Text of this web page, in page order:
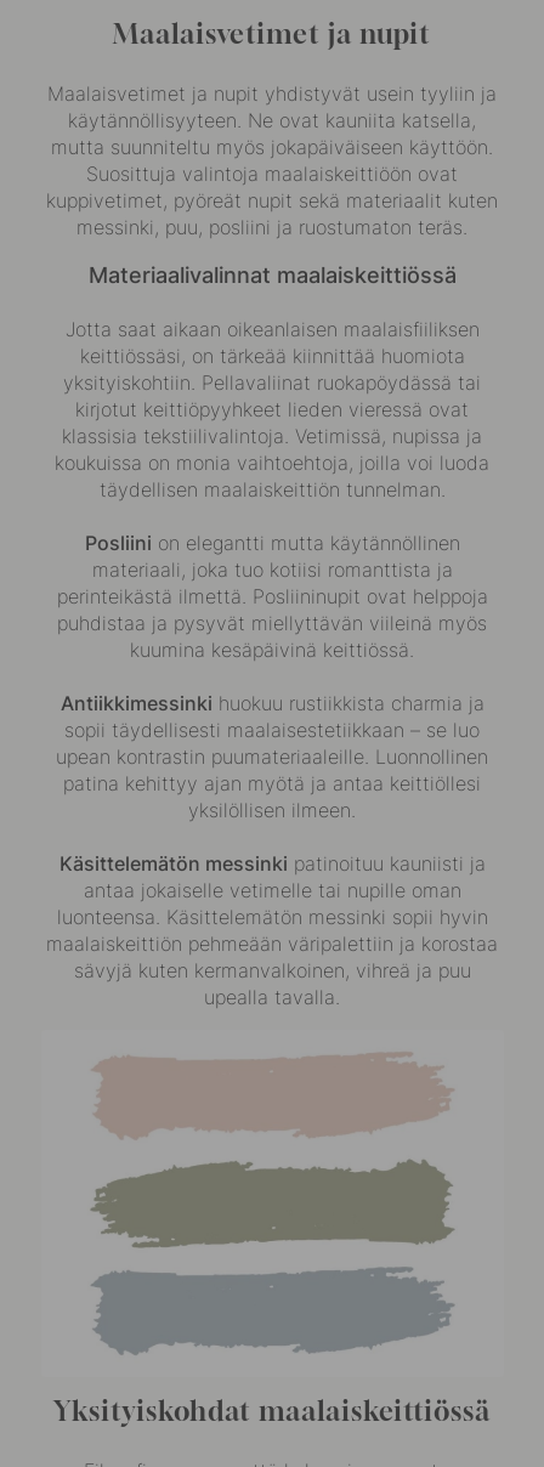
Maalaisvetimet ja nupit
Maalaisvetimet ja nupit yhdistyvät usein tyyliin ja
käytännöllisyyteen. Ne ovat kauniita katsella,
mutta suunniteltu myös jokapäiväiseen käyttöön.
Suosittuja valintoja maalaiskeittiöön ovat
kuppivetimet, pyöreät nupit sekä materiaalit kuten
messinki, puu, posliini ja ruostumaton teräs.
Materiaalivalinnat maalaiskeittiössä
Jotta saat aikaan oikeanlaisen maalaisfiiliksen
keittiössäsi, on tärkeää kiinnittää huomiota
yksityiskohtiin. Pellavaliinat ruokapöydässä tai
kirjotut keittiöpyyhkeet lieden vieressä ovat
klassisia tekstiilivalintoja. Vetimissä, nupissa ja
koukuissa on monia vaihtoehtoja, joilla voi luoda
täydellisen maalaiskeittiön tunnelman.
Posliini on elegantti mutta käytännöllinen
materiaali, joka tuo kotiisi romanttista ja
perinteikästä ilmettä. Posliininupit ovat helppoja
puhdistaa ja pysyvät miellyttävän viileinä myös
kuumina kesäpäivinä keittiössä.
Antiikkimessinki huokuu rustiikkista charmia ja
sopii täydellisesti maalaisestetiikkaan – se luo
upean kontrastin puumateriaaleille. Luonnollinen
patina kehittyy ajan myötä ja antaa keittiöllesi
yksilöllisen ilmeen.
Käsittelemätön messinki patinoituu kauniisti ja
antaa jokaiselle vetimelle tai nupille oman
luonteensa. Käsittelemätön messinki sopii hyvin
maalaiskeittiön pehmeään väripalettiin ja korostaa
sävyjä kuten kermanvalkoinen, vihreä ja puu
upealla tavalla.
Yksityiskohdat maalaiskeittiössä